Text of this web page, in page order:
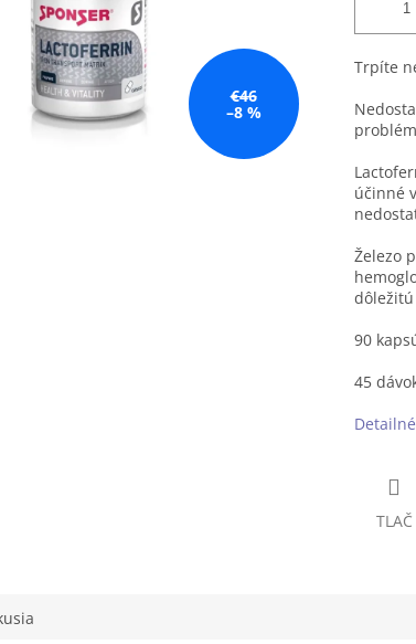
€46
–8 %
Trpíte
účinné
Železo
90
45
TLAČ